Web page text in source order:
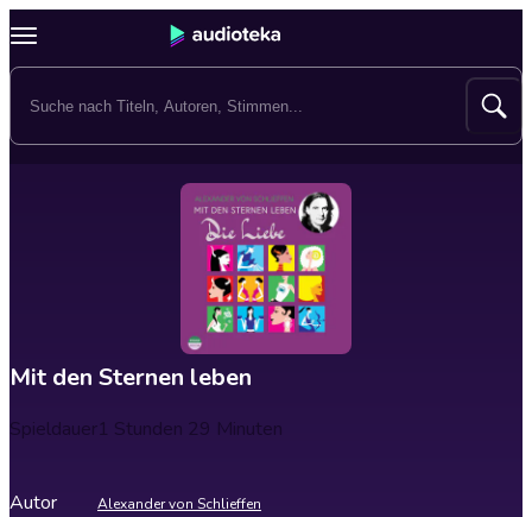
Mit den Sternen leben
Spieldauer1 Stunden 29 Minuten
Autor Alexander von Schlieffen